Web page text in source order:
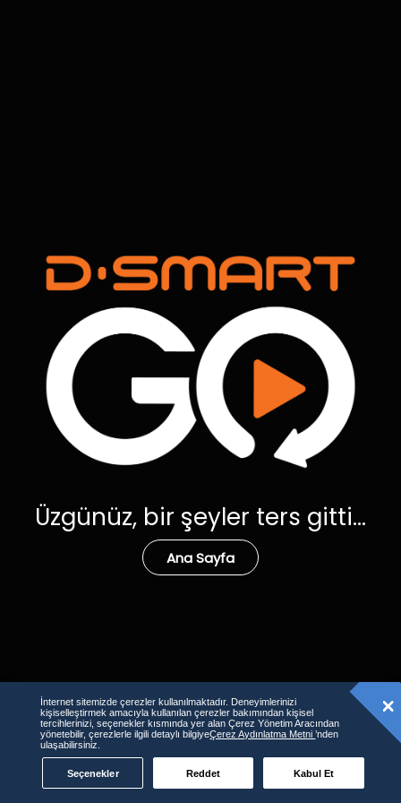
Üzgünüz, bir şeyler ters gitti...
Ana Sayfa
İnternet sitemizde çerezler kullanılmaktadır. Deneyimlerinizi
kişiselleştirmek amacıyla kullanılan çerezler bakımından kişisel
tercihlerinizi, seçenekler kısmında yer alan Çerez Yönetim Aracından
yönetebilir, çerezlerle ilgili detaylı bilgiyeÇerez Aydınlatma Metni’nden
ulaşabilirsiniz.
Seçenekler Reddet Kabul Et